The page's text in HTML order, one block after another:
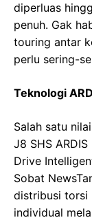
diperluas
penuh. Gak
touring antar
perlu sering-
Teknologi
Salah satu
J8 SHS
Drive
Sobat
distribusi torsi
individual